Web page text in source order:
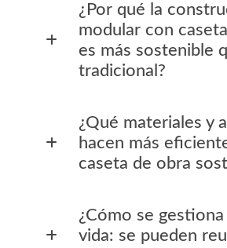
¿Por qué la
modular con
es más sostenible
tradicional?
¿Qué materiales y
hacen más
caseta de obra
¿Cómo se
vida: se pueden